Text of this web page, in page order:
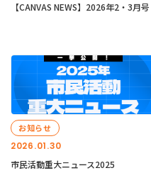
【CANVAS NEWS】2026年2・3月号
2026.01.30
お知らせ
市民活動重大ニュース2025